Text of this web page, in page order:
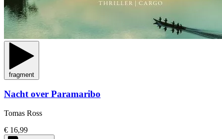
fragment
Nacht over Paramaribo
Tomas Ross
€ 16,99